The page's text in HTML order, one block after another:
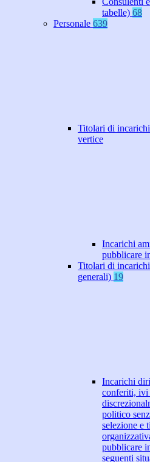
tabelle) 68
Personale 639
Titolari di
vertice
Incarichi
pubblicare
Titolari di
generali) 19
Incarichi
conferiti, ivi
politico
selezione e
pubblicare
seguenti